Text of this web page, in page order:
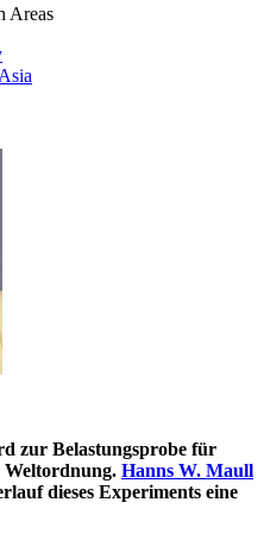
Areas
zur Belastungsprobe für
Weltordnung. Hanns W. Maull
dieses Experiments eine